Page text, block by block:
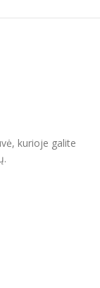
kurioje galite